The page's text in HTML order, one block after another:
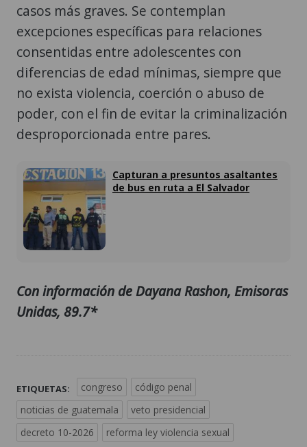
casos más graves. Se contemplan
excepciones específicas para relaciones
consentidas entre adolescentes con
diferencias de edad mínimas, siempre que
no exista violencia, coerción o abuso de
poder, con el fin de evitar la criminalización
desproporcionada entre pares.
Capturan a presuntos asaltantes
de bus en ruta a El Salvador
Con información de Dayana Rashon, Emisoras
Unidas, 89.7*
ETIQUETAS: congreso
código penal
noticias de guatemala
veto presidencial
decreto 10-2026
reforma ley violencia sexual